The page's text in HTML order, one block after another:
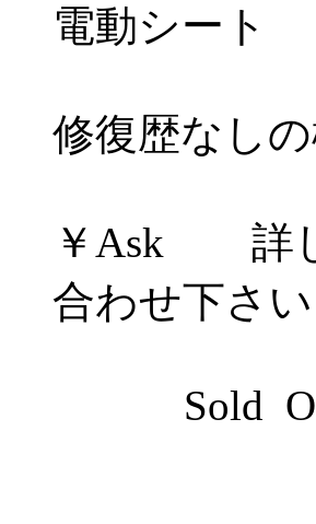
電動シート
修復歴なし
￥Ask 詳し
合わせ下さい
Sold Out